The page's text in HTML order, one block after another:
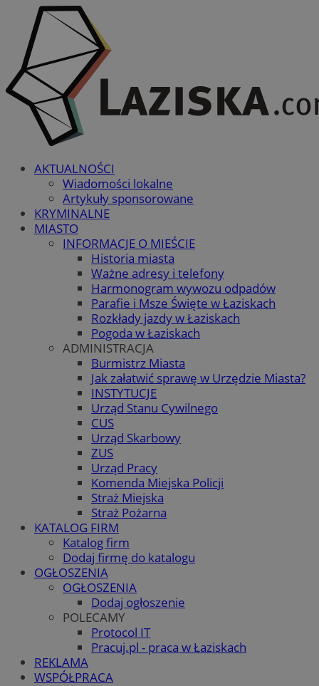
AKTUALNOŚCI
Wiadomości lokalne
Artykuły sponsorowane
KRYMINALNE
MIASTO
INFORMACJE O MIEŚCIE
Historia miasta
Ważne adresy i telefony
Harmonogram wywozu odpadów
Parafie i Msze Święte w Łaziskach
Rozkłady jazdy w Łaziskach
Pogoda w Łaziskach
ADMINISTRACJA
Burmistrz Miasta
Jak załatwić sprawę w Urzędzie Miasta?
INSTYTUCJE
Urząd Stanu Cywilnego
CUS
Urząd Skarbowy
ZUS
Urząd Pracy
Komenda Miejska Policji
Straż Miejska
Straż Pożarna
KATALOG FIRM
Katalog firm
Dodaj firmę do katalogu
OGŁOSZENIA
OGŁOSZENIA
Dodaj ogłoszenie
POLECAMY
Protocol IT
Pracuj.pl - praca w Łaziskach
REKLAMA
WSPÓŁPRACA